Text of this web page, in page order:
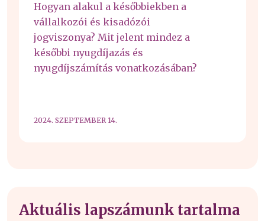
Hogyan alakul a későbbiekben a
vállalkozói és kisadózói
jogviszonya? Mit jelent mindez a
későbbi nyugdíjazás és
nyugdíjszámítás vonatkozásában?
2024. SZEPTEMBER 14.
Aktuális lapszámunk tartalma